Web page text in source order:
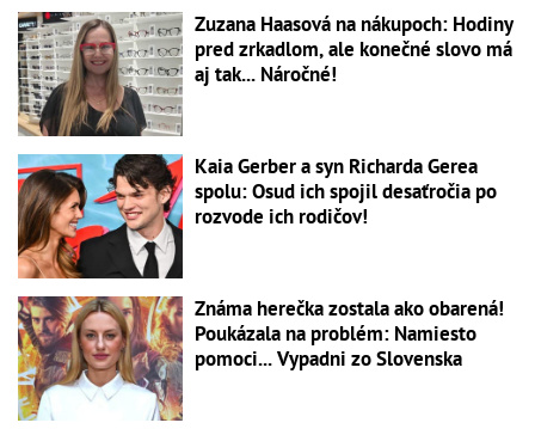
Zuzana Haasová na nákupoch: Hodiny
pred zrkadlom, ale konečné slovo má
aj tak... Náročné!
Kaia Gerber a syn Richarda Gerea
spolu: Osud ich spojil desaťročia po
rozvode ich rodičov!
Známa herečka zostala ako obarená!
Poukázala na problém: Namiesto
pomoci... Vypadni zo Slovenska